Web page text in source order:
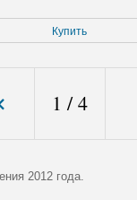
Купить
1 /4
2012 года.